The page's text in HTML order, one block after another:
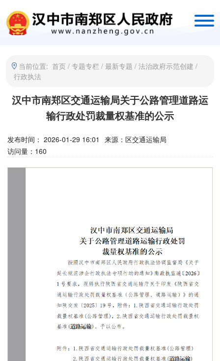
当前位置: 首页 / 专题专栏 / 最新专题 / 法治政府示范创建 /
行政执法
汉中市南郑区交通运输局关于公路管理道路运
输行政处罚裁量权基准的公示
发布时间： 2026-01-29 16:01 来源： 区交通运输局
访问量： 160